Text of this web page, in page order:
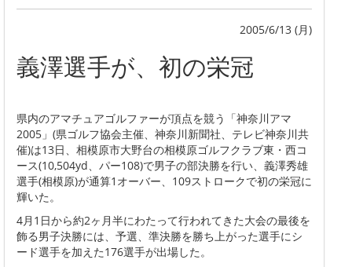
2005/6/13 (月)
義澤選手が、初の栄冠
県内のアマチュアゴルファーが頂点を競う「神奈川アマ
2005」(県ゴルフ協会主催、神奈川新聞社、テレビ神奈川共
催)は13日、相模原市大野台の相模原ゴルフクラブ東・西コ
ース(10,504yd、パー108)で男子の部決勝を行い、義澤秀雄
選手(相模原)が通算1オーバー、109ストロークで初の栄冠に
輝いた。
4月1日から約2ヶ月半にわたって行われてきた大会の最後を
飾る男子決勝には、予選、準決勝を勝ち上がった選手にシ
ード選手を加えた176選手が出場した。